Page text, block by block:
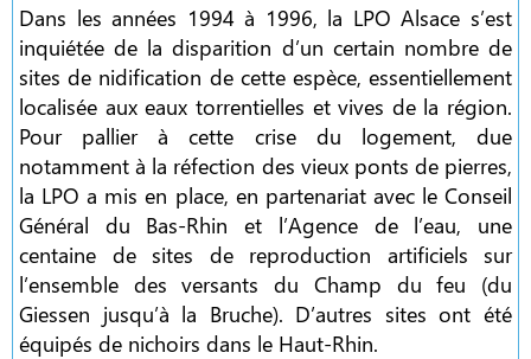
Dans les années 1994 à 1996, la LPO Alsace s’est
inquiétée de la disparition d’un certain nombre de
sites de nidification de cette espèce, essentiellement
localisée aux eaux torrentielles et vives de la région.
Pour pallier à cette crise du logement, due
notamment à la réfection des vieux ponts de pierres,
la LPO a mis en place, en partenariat avec le Conseil
Général du Bas-Rhin et l’Agence de l’eau, une
centaine de sites de reproduction artificiels sur
l’ensemble des versants du Champ du feu (du
Giessen jusqu’à la Bruche). D’autres sites ont été
équipés de nichoirs dans le Haut-Rhin.